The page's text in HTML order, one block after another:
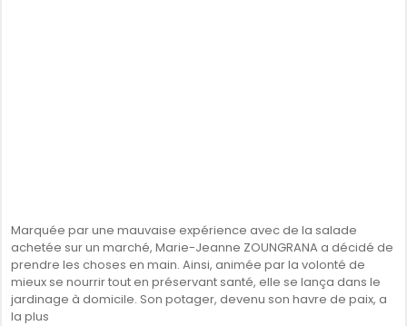
Marquée par une mauvaise expérience avec de la salade
achetée sur un marché, Marie-Jeanne ZOUNGRANA a décidé de
prendre les choses en main. Ainsi, animée par la volonté de
mieux se nourrir tout en préservant santé, elle se lança dans le
jardinage à domicile. Son potager, devenu son havre de paix, a
la plus